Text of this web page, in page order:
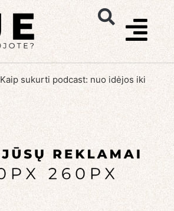
Kaip sukurti podcast: nuo idėjos iki